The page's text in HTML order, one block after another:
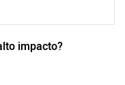
impacto?